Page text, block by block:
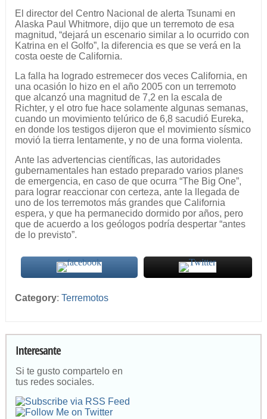
El director del Centro Nacional de alerta Tsunami en
Alaska Paul Whitmore, dijo que un terremoto de esa
magnitud, “dejará un escenario similar a lo ocurrido con
Katrina en el Golfo”, la diferencia es que se verá en la
costa oeste de California.
La falla ha logrado estremecer dos veces California, en
una ocasión lo hizo en el año 2005 con un terremoto
que alcanzó una magnitud de 7,2 en la escala de
Richter, y el otro fue hace solamente algunas semanas,
cuando un movimiento telúrico de 6,8 sacudió Eureka,
en donde los testigos dijeron que el movimiento sísmico
movió la tierra lentamente, y no de una forma violenta.
Ante las advertencias científicas, las autoridades
gubernamentales han estado preparado varios planes
de emergencia, en caso de que ocurra “The Big One”,
para lograr reaccionar con certeza, ante la llegada de
uno de los terremotos más grandes que California
espera, y que ha permanecido dormido por años, pero
que de acuerdo a los geólogos podría despertar “antes
de lo previsto”.
Category: Terremotos
Interesante
Si te gusto compartelo en
tus redes sociales.